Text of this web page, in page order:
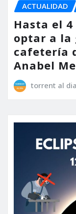
ACTUALIDAD
Hasta el
optar a la
cafetería
Anabel
torrent al dia